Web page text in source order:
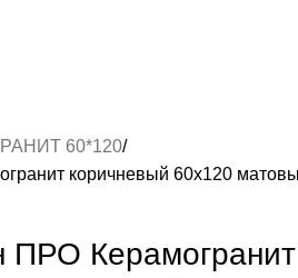
60*120
коричневый 60х120
ПРО